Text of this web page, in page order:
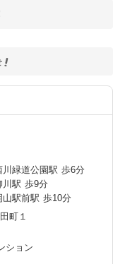
川緑道公園駅 歩6分
川駅 歩9分
山駅前駅 歩10分
町１
ション